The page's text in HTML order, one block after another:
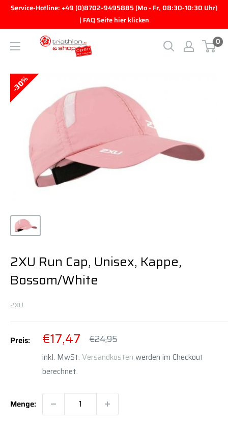
Direkt zum Inhalt
Service-Hotline: +49 (0)8702-9495885 (Mo - Fr, 08:30-10:30 Uhr)
| FAQ Seite hier klicken
triathlon.de GmbH 0
30%
2XU Run Cap, Unisex, Kappe,
Bossom/White
2XU
Preis: Sonderpreis
€17,47 Normalpreis
€24,95
inkl. MwSt. Versandkosten werden im Checkout
berechnet.
Menge: